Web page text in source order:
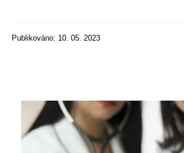
Publikováno: 10. 05. 2023